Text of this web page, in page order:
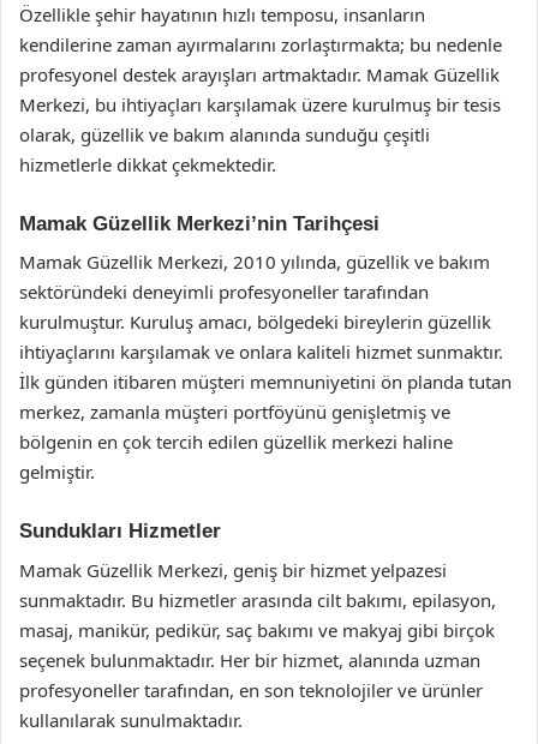
Özellikle şehir hayatının hızlı temposu, insanların
kendilerine zaman ayırmalarını zorlaştırmakta; bu nedenle
profesyonel destek arayışları artmaktadır. Mamak Güzellik
Merkezi, bu ihtiyaçları karşılamak üzere kurulmuş bir tesis
olarak, güzellik ve bakım alanında sunduğu çeşitli
hizmetlerle dikkat çekmektedir.
Mamak Güzellik Merkezi’nin Tarihçesi
Mamak Güzellik Merkezi, 2010 yılında, güzellik ve bakım
sektöründeki deneyimli profesyoneller tarafından
kurulmuştur. Kuruluş amacı, bölgedeki bireylerin güzellik
ihtiyaçlarını karşılamak ve onlara kaliteli hizmet sunmaktır.
İlk günden itibaren müşteri memnuniyetini ön planda tutan
merkez, zamanla müşteri portföyünü genişletmiş ve
bölgenin en çok tercih edilen güzellik merkezi haline
gelmiştir.
Sundukları Hizmetler
Mamak Güzellik Merkezi, geniş bir hizmet yelpazesi
sunmaktadır. Bu hizmetler arasında cilt bakımı, epilasyon,
masaj, manikür, pedikür, saç bakımı ve makyaj gibi birçok
seçenek bulunmaktadır. Her bir hizmet, alanında uzman
profesyoneller tarafından, en son teknolojiler ve ürünler
kullanılarak sunulmaktadır.